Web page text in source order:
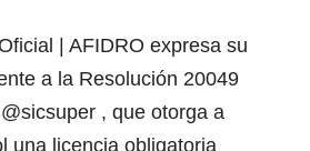
| AFIDRO expresa su
a la Resolución 20049
@sicsuper , que otorga a
una licencia obligatoria